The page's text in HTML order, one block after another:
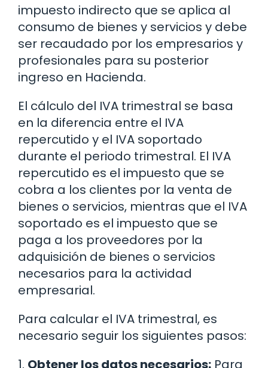
impuesto indirecto que se aplica al
consumo de bienes y servicios y debe
ser recaudado por los empresarios y
profesionales para su posterior
ingreso en Hacienda.
El cálculo del IVA trimestral se basa
en la diferencia entre el IVA
repercutido y el IVA soportado
durante el periodo trimestral. El IVA
repercutido es el impuesto que se
cobra a los clientes por la venta de
bienes o servicios, mientras que el IVA
soportado es el impuesto que se
paga a los proveedores por la
adquisición de bienes o servicios
necesarios para la actividad
empresarial.
Para calcular el IVA trimestral, es
necesario seguir los siguientes pasos:
1. Obtener los datos necesarios: Para